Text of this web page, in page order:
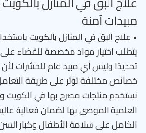
مبيدات آمنة
• علاج البق في المنازل بالكويت
يتطلب اختيار مواد مخصصة للقضاء
تحديدًا وليس أي مبيد عام للحشرات
خصائص مختلفة تؤثر على طريقة
نستخدم منتجات مصرح بها في الكويت
العلمية الموصى بها لضمان فعالية
الكامل على سلامة الأطفال وكبار